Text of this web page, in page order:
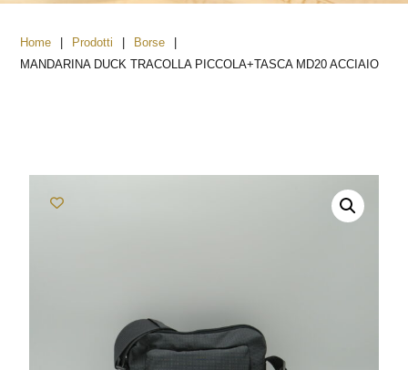
Home | Prodotti | Borse
|
MANDARINA DUCK TRACOLLA PICCOLA+TASCA MD20 ACCIAIO